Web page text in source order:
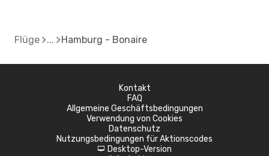
Flüge Hamburg - Bonaire
Kontakt
FAQ
Allgemeine Geschäftsbedingungen
Verwendung von Cookies
Datenschutz
Nutzungsbedingungen für Aktionscodes
d Desktop-Version